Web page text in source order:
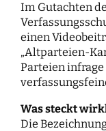
Im Gutachten
einen
„Altparteien-
Parteien
Was steckt
Die